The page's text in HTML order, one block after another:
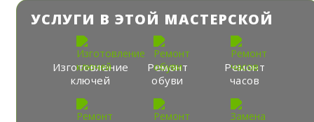
УСЛУГИ В ЭТОЙ МАСТЕРСКОЙ
Изготовление
ключей
Ремонт
обуви
Ремонт
часов